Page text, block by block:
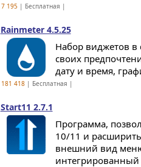
7 195| Бесплатная |
Rainmeter 4.5.25
Набор виджетов в
своих
дату и время,
181 418| Бесплатная |
Start11 2.7.1
Программа,
10/11 и
внешний вид меню
интегрированный